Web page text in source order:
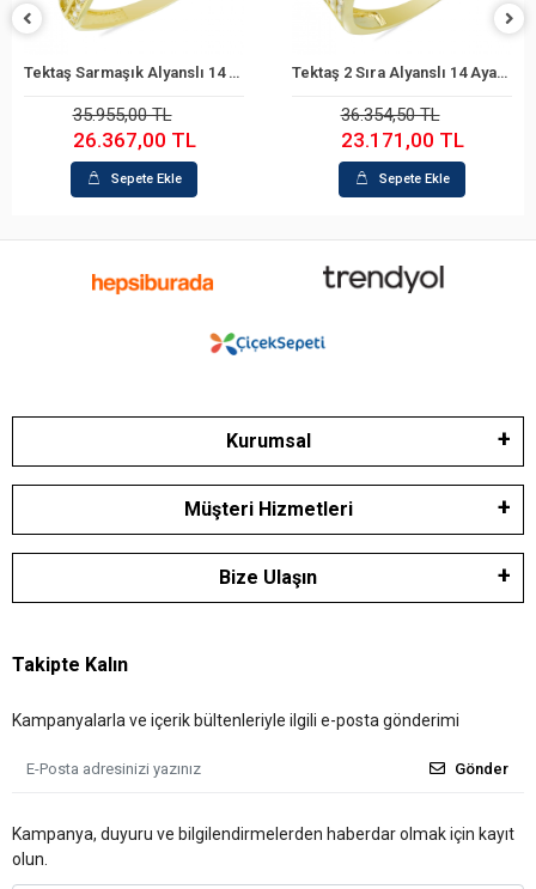
Sepete Ekle
Tektaş Sarmaşık Alyanslı 14 Ayar Altın Yüzük
35.955,00 TL
26.367,00 TL
Sepete Ekle
Sepete Ekle
Tektaş 2 Sıra Alyanslı 14 Ayar Altın Yüzük
36.354,50 TL
23.171,00 TL
Sepete Ekle
Kurumsal
Müşteri Hizmetleri
Bize Ulaşın
Takipte Kalın
Kampanyalarla ve içerik bültenleriyle ilgili e-posta gönderimi
Gönder
Kampanya, duyuru ve bilgilendirmelerden haberdar olmak için kayıt
olun.